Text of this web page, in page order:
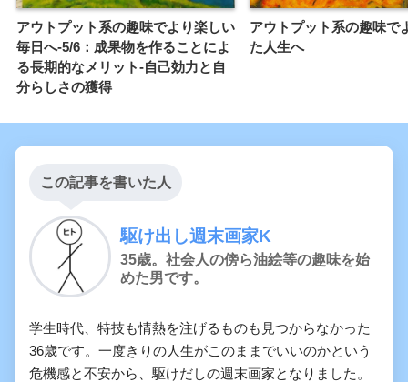
アウトプット系の趣味でより楽しい
毎日へ-5/6：成果物を作ることによ
る長期的なメリット-自己効力と自
分らしさの獲得
アウトプット系の趣味で
た人生へ
この記事を書いた人
駆け出し週末画家K
35歳。社会人の傍ら油絵等の趣味を始
めた男です。
学生時代、特技も情熱を注げるものも見つからなかった
36歳です。一度きりの人生がこのままでいいのかという
危機感と不安から、駆けだしの週末画家となりました。